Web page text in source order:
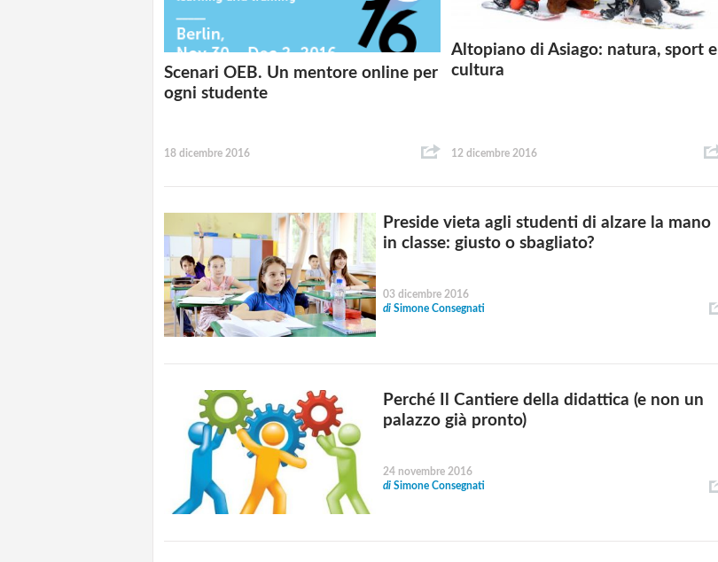
Scenari OEB. Un mentore online per
ogni studente
18 dicembre 2016
Altopiano di Asiago: natura, sport e
cultura
12 dicembre 2016
Preside vieta agli studenti di alzare la mano
in classe: giusto o sbagliato?
03 dicembre 2016
di Simone Consegnati
Perché Il Cantiere della didattica (e non un
palazzo già pronto)
24 novembre 2016
di Simone Consegnati